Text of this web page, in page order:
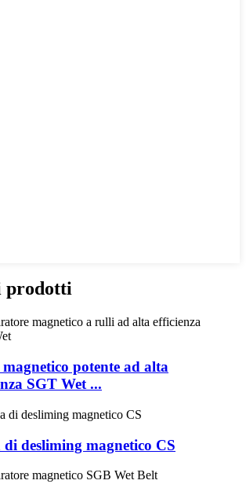
prodotti
potente ad alta
SGT Wet ...
di desliming magnetico CS